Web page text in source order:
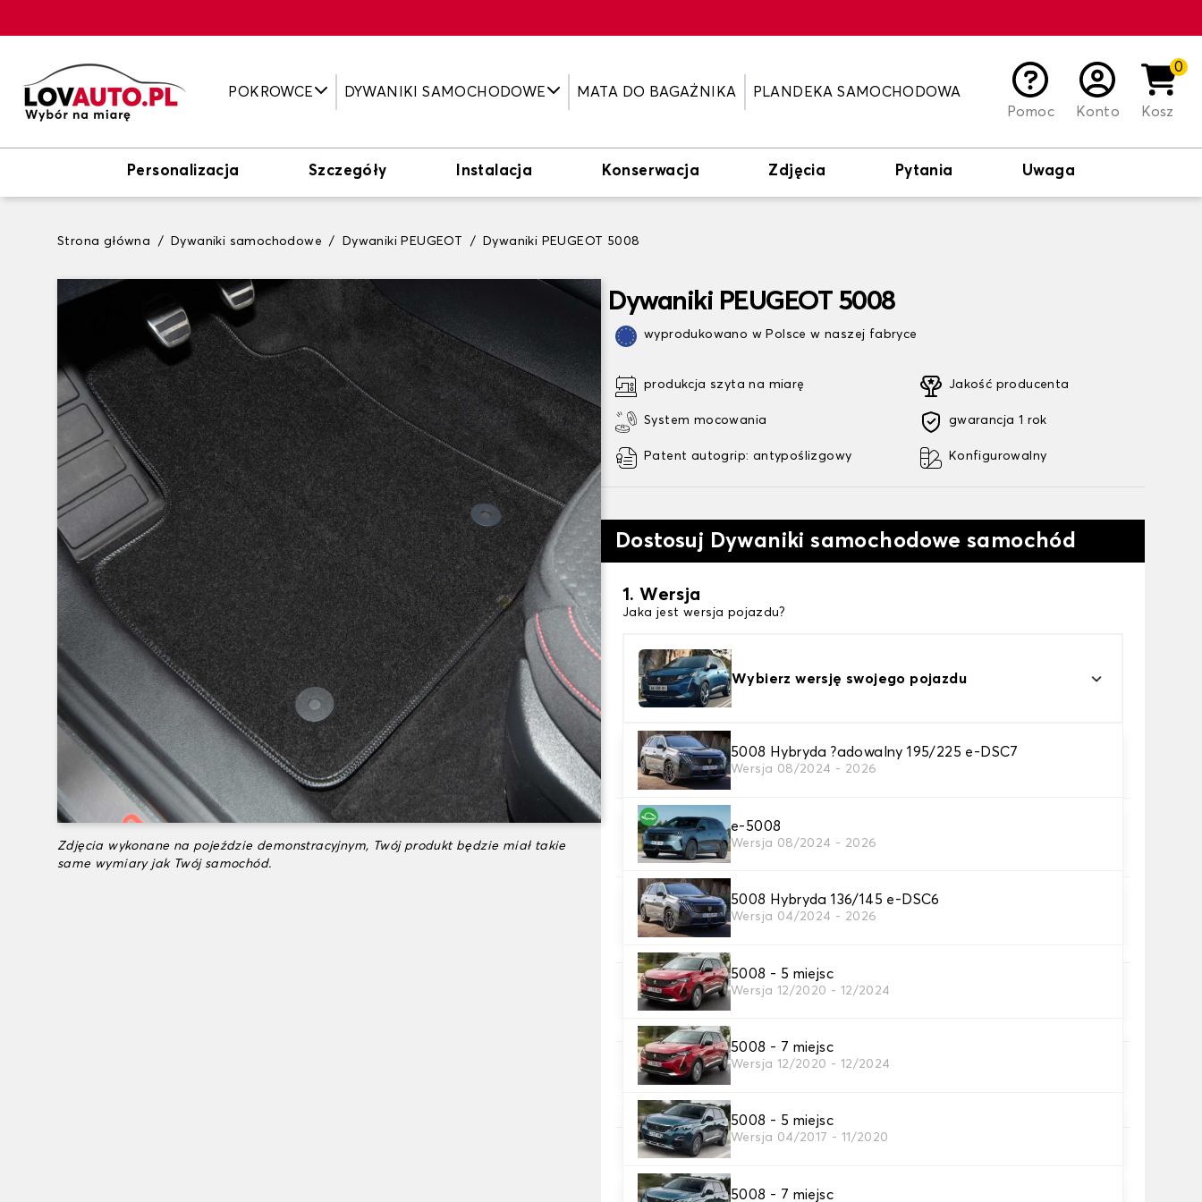
POKROWCE DYWANIKI SAMOCHODOWE MATA DO BAGAŻNIKA
PLANDEKA SAMOCHODOWA
Pomoc
Konto
0
Kosz
Personalizacja Szczegóły Instalacja Konserwacja Zdjęcia Pytania Uwaga
Strona główna Dywaniki samochodowe Dywaniki PEUGEOT Dywaniki PEUGEOT 5008
Zdjęcia wykonane na pojeździe demonstracyjnym, Twój produkt będzie miał takie
same wymiary jak Twój samochód.
Dywaniki PEUGEOT 5008
wyprodukowano w Polsce w naszej fabryce
produkcja szyta na miarę
System mocowania
Patent autogrip: antypoślizgowy
Jakość producenta
gwarancja 1 rok
Konfigurowalny
Dostosuj Dywaniki samochodowe samochód
1. Wersja
Jaka jest wersja pojazdu?
Wybierz wersję swojego pojazdu
5008 Hybryda ?adowalny 195/225 e-DSC7
Wersja 08/2024 - 2026
e-5008
Wersja 08/2024 - 2026
5008 Hybryda 136/145 e-DSC6
Wersja 04/2024 - 2026
5008 - 5 miejsc
Wersja 12/2020 - 12/2024
5008 - 7 miejsc
Wersja 12/2020 - 12/2024
5008 - 5 miejsc
Wersja 04/2017 - 11/2020
5008 - 7 miejsc
2. Materiał
wybierz materiał dywanika samochodowego
3. gra dywanowa
wybierz liczbę potrzebnych dywaników samochodowych
4. Kolory dywanów
wybierz kolor dywanika samochód.
5. Materiał taśmy
Wybierz materiał paska.
6. Kolor przewodu
7. antypoślizgowy Autogrip®
Nasze opatentowane antypoślizgowe zapięcie zapewnia optymalną
przyczepność.